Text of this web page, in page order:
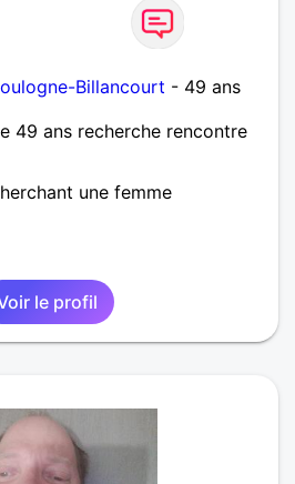
Billancourt - 49 ans
49 ans recherche rencontre
une femme
le profil